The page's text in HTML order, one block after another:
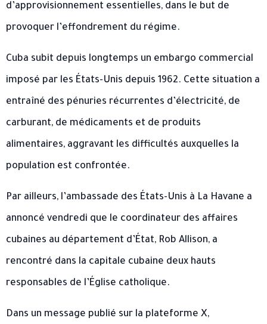
d’approvisionnement essentielles, dans le but de
provoquer l’effondrement du régime.
Cuba subit depuis longtemps un embargo commercial
imposé par les États-Unis depuis 1962. Cette situation a
entraîné des pénuries récurrentes d’électricité, de
carburant, de médicaments et de produits
alimentaires, aggravant les difficultés auxquelles la
population est confrontée.
Par ailleurs, l’ambassade des États-Unis à La Havane a
annoncé vendredi que le coordinateur des affaires
cubaines au département d’État, Rob Allison, a
rencontré dans la capitale cubaine deux hauts
responsables de l’Église catholique.
Dans un message publié sur la plateforme X,